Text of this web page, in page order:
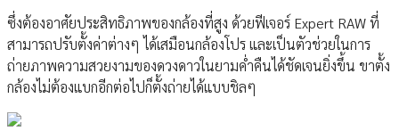
ซึ่งต้องอาศัยประสิทธิภาพของกล้องที่สูง ด้วยฟีเจอร์ Expert RAW ที่
สามารถปรับตั้งค่าต่างๆ ได้เสมือนกล้องโปร และเป็นตัวช่วยในการ
ถ่ายภาพความสวยงามของดวงดาวในยามค่ำคืนได้ชัดเจนยิ่งขึ้น ขาตั้ง
กล้องไม่ต้องแบกอีกต่อไปก็ตั้งถ่ายได้แบบชิลๆ